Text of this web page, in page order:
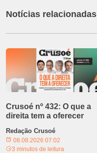
Notícias relacionadas
Crusoé nº 432: O que a
direita tem a oferecer
Redação Crusoé
08.08.2026 07:02
3 minutos de leitura